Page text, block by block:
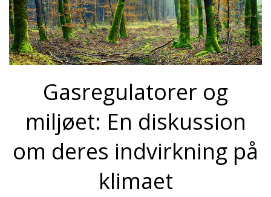
Gasregulatorer og
miljøet: En diskussion
om deres indvirkning på
klimaet